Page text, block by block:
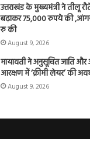
उत्तराखंड के मुख्यमंत्री ने तीलू
बढ़ाकर 75,000 रुपये की
रु की
August 9, 2026
मायावती ने अनुसूचित जाति
आरक्षण में ‘क्रीमी लेयर’ की
August 9, 2026